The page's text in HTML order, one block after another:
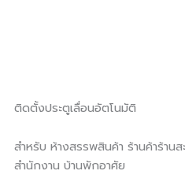
ติดตั้งประตูเลื่อนอัตโนมัติ
สำหรับ ห้างสรรพสินค้า ร้านค้าร้าน
สำนักงาน บ้านพักอาศัย